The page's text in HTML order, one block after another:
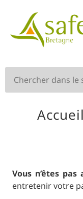
Accueil
Vous n’êtes
entretenir votre